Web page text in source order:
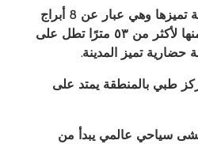
وللمدينة أبراج عالمية تميزها وهي عبار عن 8 أبراج
يصل ارتفاع الواحد منها لأكثر من ٥٣ مترًا تطل على
حضارية تميز المدينة.
طبي بالمنطقة يمتد على
سياحي عالمي يبدأ من